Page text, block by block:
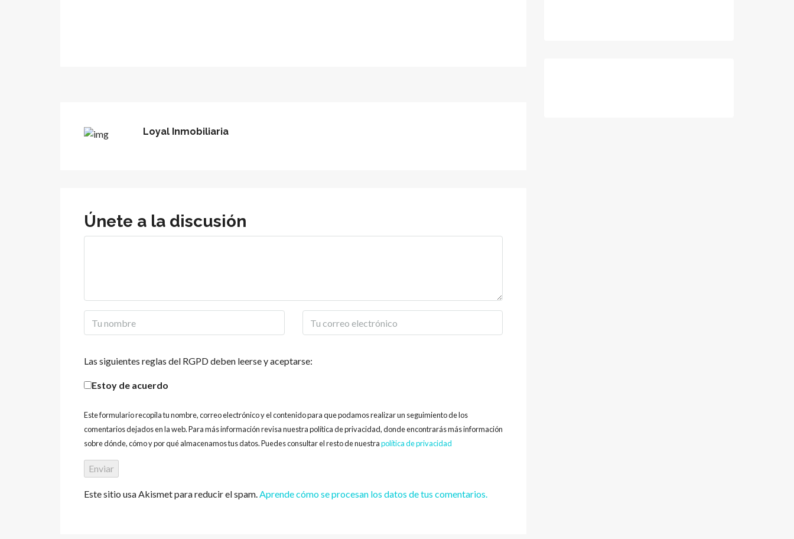
Loyal Inmobiliaria
Únete a la discusión
Las siguientes reglas del RGPD deben leerse y aceptarse:
Estoy de acuerdo
Este formulario recopila tu nombre, correo electrónico y el contenido para que podamos realizar un seguimiento de los
comentarios dejados en la web. Para más información revisa nuestra política de privacidad, donde encontrarás más información
sobre dónde, cómo y por qué almacenamos tus datos. Puedes consultar el resto de nuestrapolítica de privacidad
Este sitio usa Akismet para reducir el spam.Aprende cómo se procesan los datos de tus comentarios.